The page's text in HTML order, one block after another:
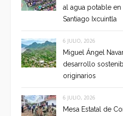
al agua potable
Santiago Ixcuintla
6 JULIO, 2026
Miguel Ángel
desarrollo
originarios
6 JULIO, 2026
Mesa Estatal de